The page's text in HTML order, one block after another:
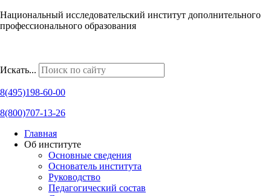
Национальный исследовательский институт дополнительного
профессионального образования
Искать...
8(495)198-60-00
8(800)707-13-26
Главная
Об институте
Основные сведения
Основатель института
Руководство
Педагогический состав